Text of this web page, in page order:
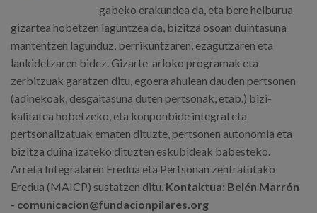
gabeko erakundea da, eta bere helburua
gizartea hobetzen laguntzea da, bizitza osoan duintasuna
mantentzen lagunduz, berrikuntzaren, ezagutzaren eta
lankidetzaren bidez. Gizarte-arloko programak eta
zerbitzuak garatzen ditu, egoera ahulean dauden pertsonen
(adinekoak, desgaitasuna duten pertsonak, etab.) bizi-
kalitatea hobetzeko, eta konponbide integral eta
pertsonalizatuak ematen dituzte, pertsonen autonomia eta
bizitza duina izateko dituzten eskubideak babesteko.
Arreta Integralaren Eredua eta Pertsonan zentratutako
Eredua (MAICP) sustatzen ditu. Kontaktua: Belén Marrón
- comunicacion@fundacionpilares.org